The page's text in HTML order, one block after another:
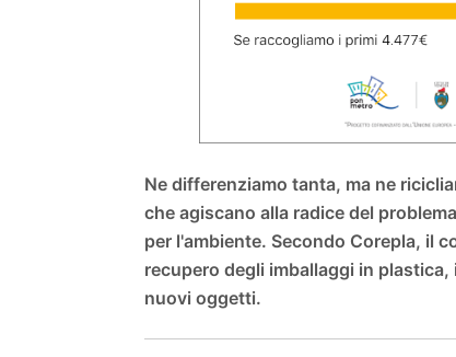
Ne differenziamo tanta, ma ne
che agiscano alla radice del
per l'ambiente. Secondo Corepla, il
recupero degli imballaggi in
nuovi oggetti.